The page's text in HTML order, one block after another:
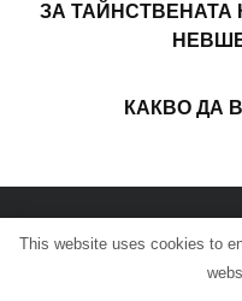
ЗА ТАЙНСТВЕНАТА
КАКВО ДА
©
This website uses cookies to